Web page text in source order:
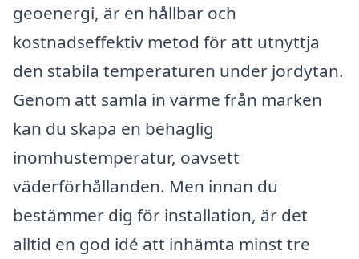
geoenergi, är en hållbar och
kostnadseffektiv metod för att utnyttja
den stabila temperaturen under jordytan.
Genom att samla in värme från marken
kan du skapa en behaglig
inomhustemperatur, oavsett
väderförhållanden. Men innan du
bestämmer dig för installation, är det
alltid en god idé att inhämta minst tre